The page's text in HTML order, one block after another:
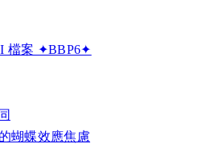
檔案 ✦BBP6✦
蝴蝶效應焦慮